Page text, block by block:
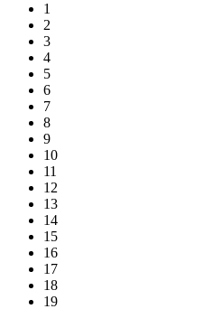
1
2
3
4
5
6
7
8
9
10
11
12
13
14
15
16
17
18
19